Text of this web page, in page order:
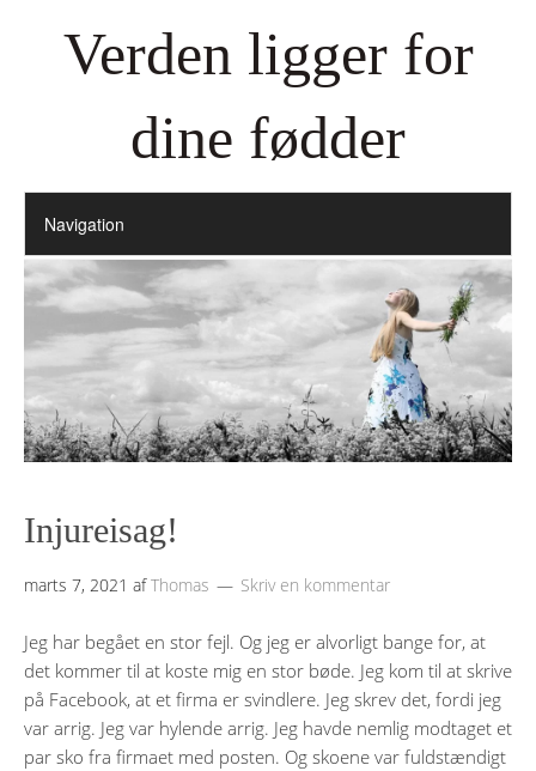
Verden ligger for
dine fødder
Injureisag!
marts 7, 2021 afThomas Skriv en kommentar
Jeg har begået en stor fejl. Og jeg er alvorligt bange for, at
det kommer til at koste mig en stor bøde. Jeg kom til at skrive
på Facebook, at et firma er svindlere. Jeg skrev det, fordi jeg
var arrig. Jeg var hylende arrig. Jeg havde nemlig modtaget et
par sko fra firmaet med posten. Og skoene var fuldstændigt